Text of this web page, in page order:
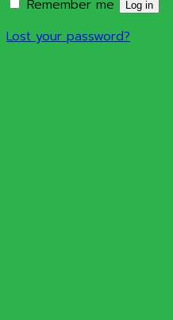
Remember me Log in
Lost your password?